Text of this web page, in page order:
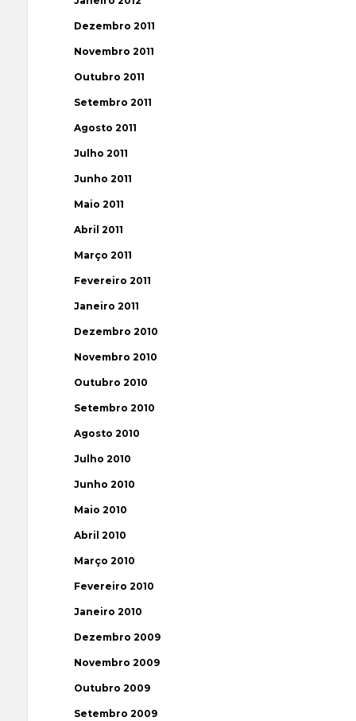
Dezembro 2011
Novembro 2011
Outubro 2011
Setembro 2011
Agosto 2011
Julho 2011
Junho 2011
Maio 2011
Abril 2011
Março 2011
Fevereiro 2011
Janeiro 2011
Dezembro 2010
Novembro 2010
Outubro 2010
Setembro 2010
Agosto 2010
Julho 2010
Junho 2010
Maio 2010
Abril 2010
Março 2010
Fevereiro 2010
Janeiro 2010
Dezembro 2009
Novembro 2009
Outubro 2009
Setembro 2009